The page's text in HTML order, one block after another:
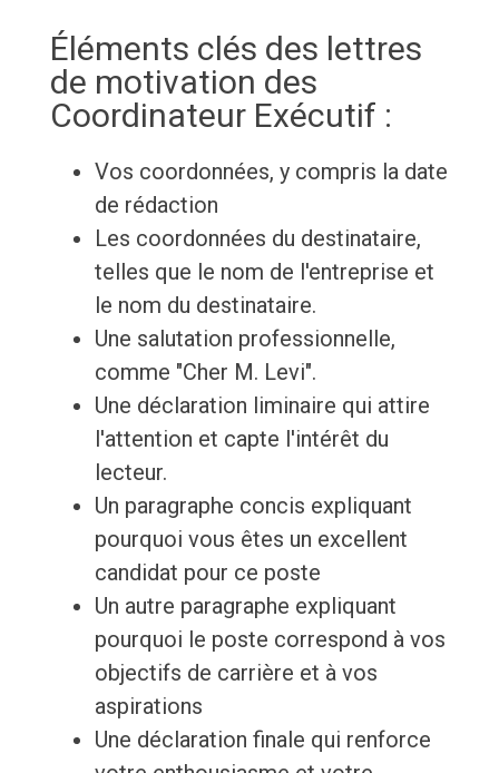
Éléments clés des lettres
de motivation des
Coordinateur Exécutif :
Vos coordonnées, y compris la date
de rédaction
Les coordonnées du destinataire,
telles que le nom de l'entreprise et
le nom du destinataire.
Une salutation professionnelle,
comme "Cher M. Levi".
Une déclaration liminaire qui attire
l'attention et capte l'intérêt du
lecteur.
Un paragraphe concis expliquant
pourquoi vous êtes un excellent
candidat pour ce poste
Un autre paragraphe expliquant
pourquoi le poste correspond à vos
objectifs de carrière et à vos
aspirations
Une déclaration finale qui renforce